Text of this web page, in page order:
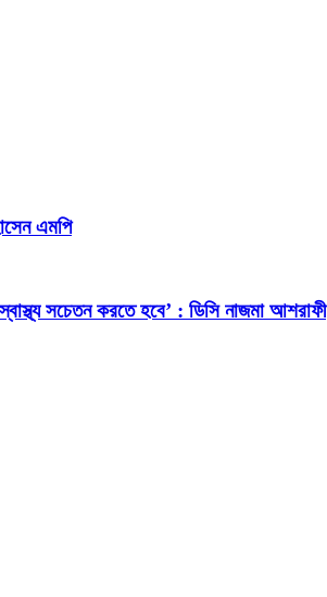
এমপি
সচেতন করতে হবে’ : ডিসি নাজমা আশরাফী